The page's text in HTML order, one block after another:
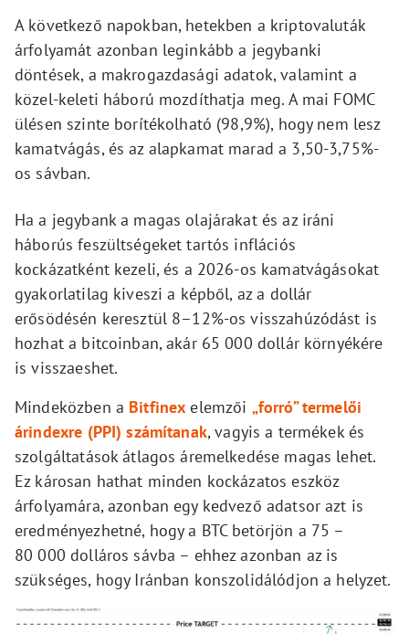
A következő napokban, hetekben a kriptovaluták
árfolyamát azonban leginkább a jegybanki
döntések, a makrogazdasági adatok, valamint a
közel-keleti háború mozdíthatja meg. A mai FOMC
ülésen szinte borítékolható (98,9%), hogy nem lesz
kamatvágás, és az alapkamat marad a 3,50-3,75%-
os sávban.
Ha a jegybank a magas olajárakat és az iráni
háborús feszültségeket tartós inflációs
kockázatként kezeli, és a 2026-os kamatvágásokat
gyakorlatilag kiveszi a képből, az a dollár
erősödésén keresztül 8–12%-os visszahúzódást is
hozhat a bitcoinban, akár 65 000 dollár környékére
is visszaeshet.
Mindeközben a Bitfinex elemzői „forró” termelői
árindexre (PPI) számítanak, vagyis a termékek és
szolgáltatások átlagos áremelkedése magas lehet.
Ez károsan hathat minden kockázatos eszköz
árfolyamára, azonban egy kedvező adatsor azt is
eredményezhetné, hogy a BTC betörjön a 75 –
80 000 dolláros sávba – ehhez azonban az is
szükséges, hogy Iránban konszolidálódjon a helyzet.